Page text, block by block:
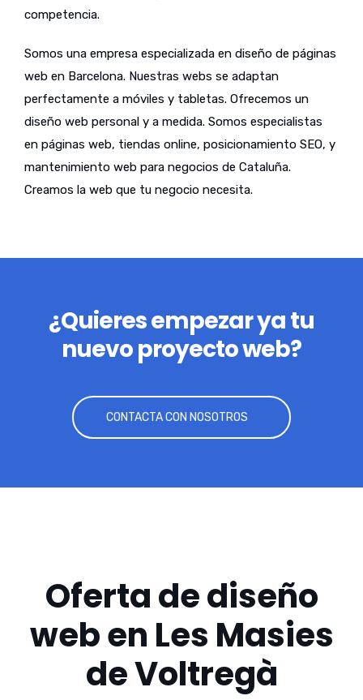
competencia.
Somos una empresa especializada en diseño de páginas
web en Barcelona. Nuestras webs se adaptan
perfectamente a móviles y tabletas. Ofrecemos un
diseño web personal y a medida. Somos especialistas
en páginas web, tiendas online, posicionamiento SEO, y
mantenimiento web para negocios de Cataluña.
Creamos la web que tu negocio necesita.
¿Quieres empezar ya tu
nuevo proyecto web?
CONTACTA CON NOSOTROS
Oferta de diseño
web en Les Masies
de Voltregà